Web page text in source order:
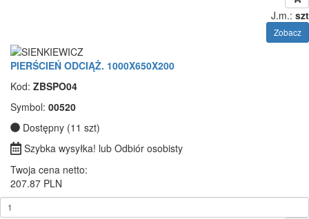
J.m.: szt
Zobacz
PIERŚCIEŃ ODCIĄŻ. 1000X650X200
Kod: ZBSPO04
Symbol: 00520
Dostępny (11 szt)
Szybka wysyłka! lub Odbiór osobisty
Twoja cena netto:
207.87 PLN